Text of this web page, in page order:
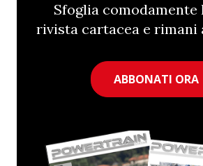
Sfoglia comodamente
rivista cartacea e rimani
ABBONATI ORA